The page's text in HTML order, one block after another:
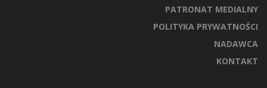
PATRONAT MEDIALNY
POLITYKA PRYWATNOŚCI
NADAWCA
KONTAKT